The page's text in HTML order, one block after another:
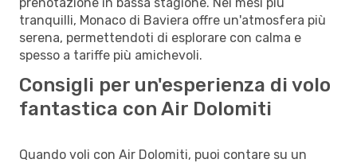
tranquilli, Monaco di Baviera offre un'atmosfera più
serena, permettendoti di esplorare con calma e
spesso a tariffe più amichevoli.
Consigli per un'esperienza di volo
fantastica con Air Dolomiti
Quando voli con Air Dolomiti, puoi contare su un